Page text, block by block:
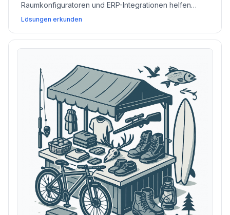
Raumkonfiguratoren und ERP-Integrationen helfen
Möbelgeschäften, Inventar darzustellen,
Finanzierungen anzubieten und die Lieferlogistik zu
beschleunigen.
Lösungen erkunden